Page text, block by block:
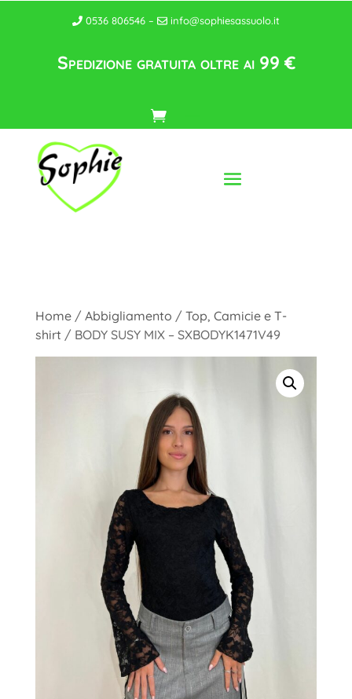
0536 806546 – info@sophiesassuolo.it
Spedizione gratuita oltre ai 99 €
Home/ Abbigliamento / Top, Camicie e T-
shirt / BODY SUSY MIX – SXBODYK1471V49